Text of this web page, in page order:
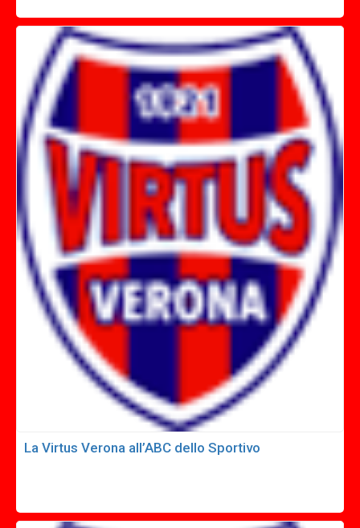
La Virtus Verona all’ABC dello Sportivo